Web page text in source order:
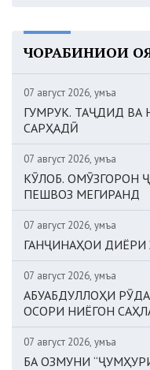
ЧОРАБИНИҲОИ
07 август 2026, Ҷумъа
ГУМРУК. ТАҶДИД ВА
САРҲАДӢ
07 август 2026, Ҷумъа
КӮЛОБ. ОМӮЗГОРОН
ПЕШВОЗ МЕГИРАНД
07 август 2026, Ҷумъа
ГАНҶИНАҲОИ ДИЁРИ
07 август 2026, Ҷумъа
АБУАБДУЛЛОҲИ
ОСОРИ НИЁГОН
07 август 2026, Ҷумъа
БА ОЗМУНИ